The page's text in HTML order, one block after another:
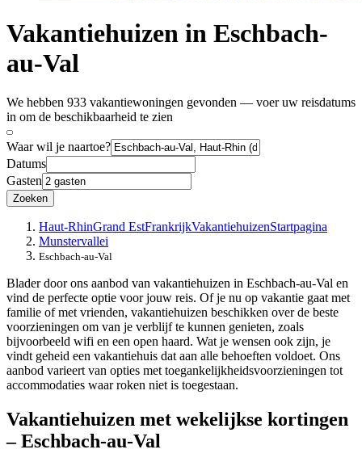
Vakantiehuizen in Eschbach-
au-Val
We hebben 933 vakantiewoningen gevonden — voer uw reisdatums
in om de beschikbaarheid te zien
Waar wil je naartoe?
Datums
Gasten
Zoeken
Haut-RhinGrand EstFrankrijkVakantiehuizenStartpagina
Munstervallei
Eschbach-au-Val
Blader door ons aanbod van vakantiehuizen in Eschbach-au-Val en
vind de perfecte optie voor jouw reis. Of je nu op vakantie gaat met
familie of met vrienden, vakantiehuizen beschikken over de beste
voorzieningen om van je verblijf te kunnen genieten, zoals
bijvoorbeeld wifi en een open haard. Wat je wensen ook zijn, je
vindt geheid een vakantiehuis dat aan alle behoeften voldoet. Ons
aanbod varieert van opties met toegankelijkheidsvoorzieningen tot
accommodaties waar roken niet is toegestaan.
Vakantiehuizen met wekelijkse kortingen
– Eschbach-au-Val